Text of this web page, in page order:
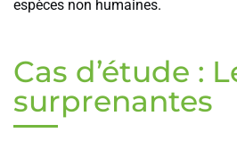
espèces non humaines.
Cas d’étude :
surprenantes